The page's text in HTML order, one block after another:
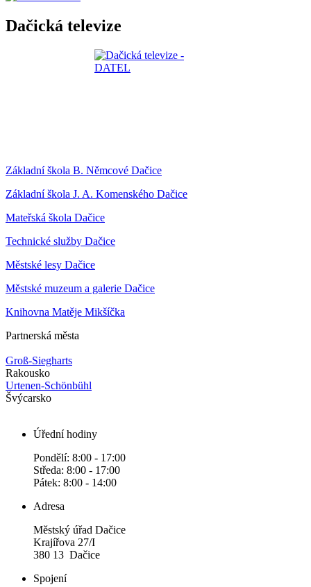
Dačická televize
Základní škola B. Němcové Dačice
Základní škola J. A. Komenského Dačice
Mateřská škola Dačice
Technické služby Dačice
Městské lesy Dačice
Městské muzeum a galerie Dačice
Knihovna Matěje Mikšíčka
Partnerská města
Groß-Siegharts
Rakousko
Urtenen-Schönbühl
Švýcarsko
Úřední hodiny
Pondělí: 8:00 - 17:00
Středa: 8:00 - 17:00
Pátek: 8:00 - 14:00
Adresa
Městský úřad Dačice
Krajířova 27/I
380 13 Dačice
Spojení